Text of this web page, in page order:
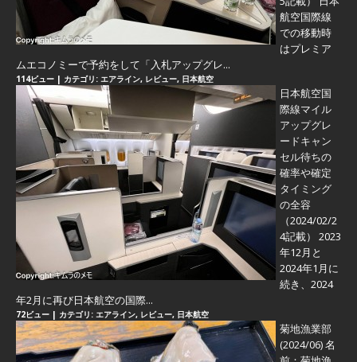
航空国際線
での移動時
はプレミア
ムエコノミーで予約をして「入札アップグレ...
114ビュー | カテゴリ: エアライン, レビュー, 日本航空
日本航空国
際線マイル
アップグレ
ードキャン
セル待ちの
確率や確定
タイミング
の全容
（2024/02/2
4記載） 2023
年12月と
2024年1月に
続き、2024
年2月に再び日本航空の国際...
72ビュー | カテゴリ: エアライン, レビュー, 日本航空
菊地漁業部
(2024/06)名